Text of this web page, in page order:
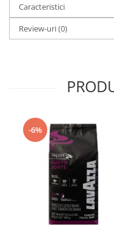
Caracteristici
Review-uri(0)
-6%